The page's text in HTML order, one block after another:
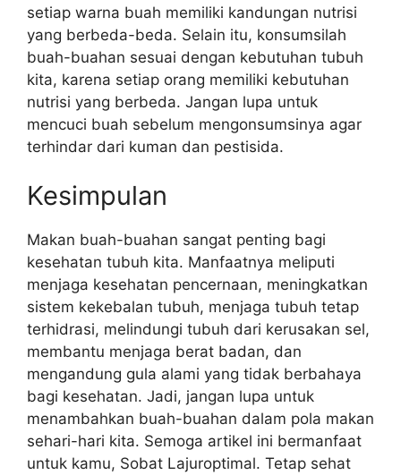
setiap warna buah memiliki kandungan nutrisi
yang berbeda-beda. Selain itu, konsumsilah
buah-buahan sesuai dengan kebutuhan tubuh
kita, karena setiap orang memiliki kebutuhan
nutrisi yang berbeda. Jangan lupa untuk
mencuci buah sebelum mengonsumsinya agar
terhindar dari kuman dan pestisida.
Kesimpulan
Makan buah-buahan sangat penting bagi
kesehatan tubuh kita. Manfaatnya meliputi
menjaga kesehatan pencernaan, meningkatkan
sistem kekebalan tubuh, menjaga tubuh tetap
terhidrasi, melindungi tubuh dari kerusakan sel,
membantu menjaga berat badan, dan
mengandung gula alami yang tidak berbahaya
bagi kesehatan. Jadi, jangan lupa untuk
menambahkan buah-buahan dalam pola makan
sehari-hari kita. Semoga artikel ini bermanfaat
untuk kamu, Sobat Lajuroptimal. Tetap sehat